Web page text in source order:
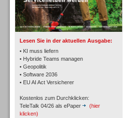
Lesen Sie in der aktuellen Ausgabe:
• KI muss liefern
• Hybride Teams managen
• Geopolitik
• Software 2036
• EU AI Act Versicherer
Kostenlos zum Durchklicken:
TeleTalk 04/26 als ePaper
(hier
klicken)
TK- und ACD-Systeme
Workforce-Management